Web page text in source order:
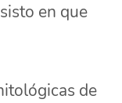
en que
de